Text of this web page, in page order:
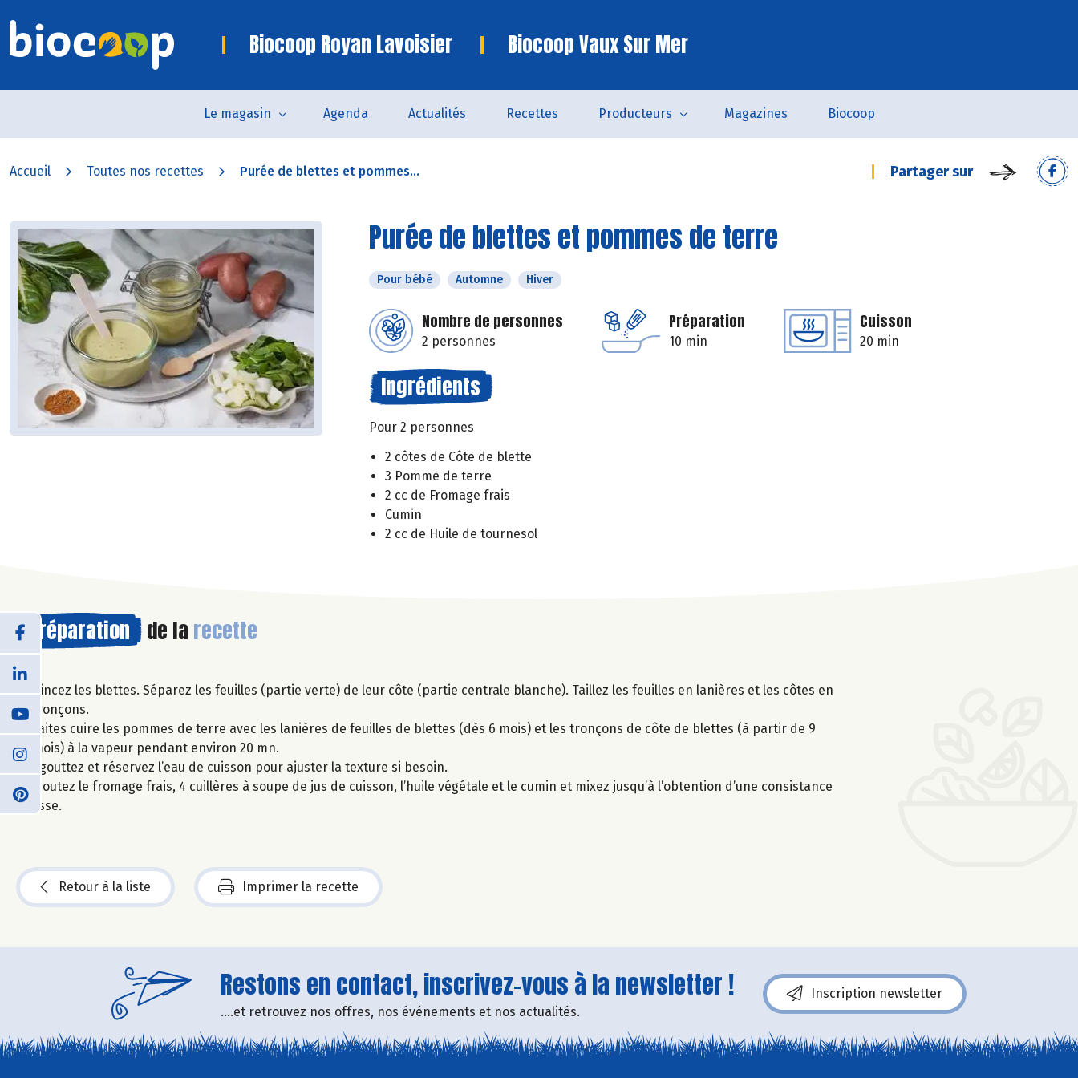
Biocoop Royan Lavoisier Biocoop Vaux Sur Mer
Le magasin Agenda Actualités Recettes Producteurs Magazines Biocoop
Accueil Toutes nos recettes Purée de blettes et pommes... Partager sur
Purée de blettes et pommes de terre
Pour bébé Automne Hiver
Nombre de personnes
2 personnes
Préparation
10 min
Cuisson
20 min
Ingrédients
Pour 2 personnes
2 côtes de Côte de blette
3 Pomme de terre
2 cc de Fromage frais
Cumin
2 cc de Huile de tournesol
Préparation de la recette
Rincez les blettes. Séparez les feuilles (partie verte) de leur côte (partie centrale blanche). Taillez les feuilles en lanières et les côtes en
tronçons.
Faites cuire les pommes de terre avec les lanières de feuilles de blettes (dès 6 mois) et les tronçons de côte de blettes (à partir de 9
mois) à la vapeur pendant environ 20 mn.
Egouttez et réservez l’eau de cuisson pour ajuster la texture si besoin.
Ajoutez le fromage frais, 4 cuillères à soupe de jus de cuisson, l’huile végétale et le cumin et mixez jusqu’à l’obtention d’une consistance
lisse.
Retour à la liste Imprimer la recette
Restons en contact, inscrivez-vous à la newsletter !
....et retrouvez nos offres, nos événements et nos actualités.
Inscription newsletter